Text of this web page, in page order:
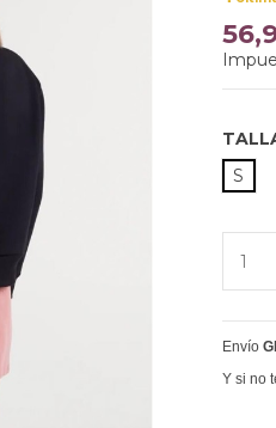
S
Envío
Y si no